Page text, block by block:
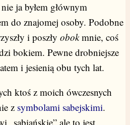
ja byłem głównym
do znajomej osoby. Podobne
i poszły obokmnie, coś
bokiem. Pewne drobniejsze
i jesienią obu tych lat.
ktoś z moich ówczesnych
z symbolami sabejskimi.
„sabiańskie” ale to jest